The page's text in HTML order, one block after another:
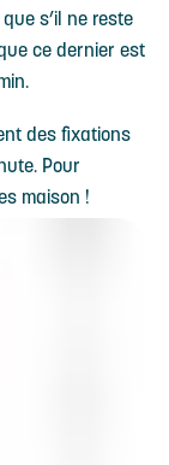
s’il ne reste
ce dernier est
des fixations
Pour
maison !